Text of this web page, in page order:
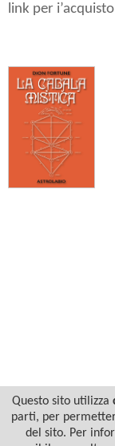
link per
Questo sito utilizza
parti, per
del sito. Per